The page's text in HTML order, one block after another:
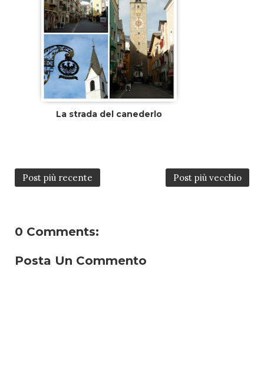
La strada del canederlo
Post più recente Post più vecchio
0 Comments:
Posta Un Commento